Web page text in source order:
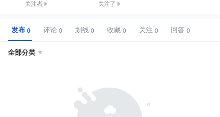
关注者 关注了
发布 评论 划线 收藏 关注 回答
全部分类 